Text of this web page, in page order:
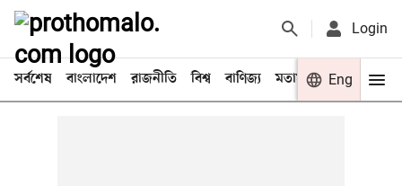
Login
সর্বশেষ বাংলাদেশ রাজনীতি বিশ্ব বাণিজ্য মতামত খেলা
Eng